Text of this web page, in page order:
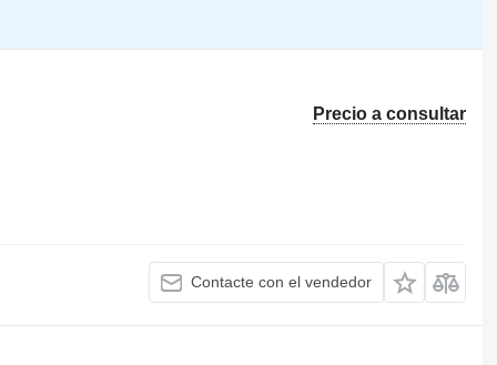
Precio a consultar
Contacte con el vendedor